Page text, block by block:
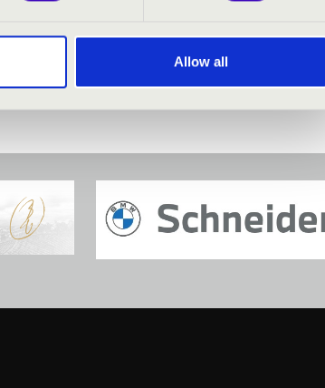
Allow all
melynek függvényében a jegyár is változhat.